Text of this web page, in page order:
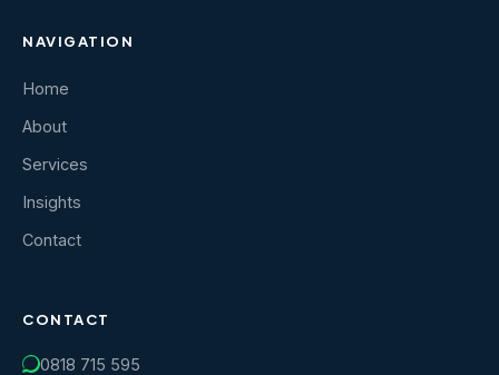
NAVIGATION
Home
About
Services
Insights
Contact
CONTACT
0818 715 595